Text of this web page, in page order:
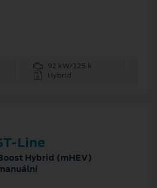
92 kW/125 k
Hybrid
Line
Hybrid (mHEV)